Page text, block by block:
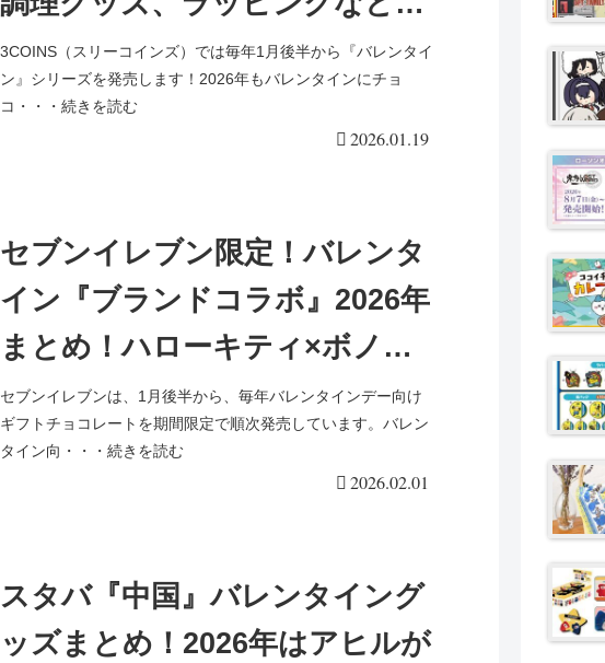
チョコ、焼き菓子つくりの道具
も豊富！
3COINS（スリーコインズ）では毎年1月後半から『バレンタイ
ン』シリーズを発売します！2026年もバレンタインにチョ
コ・・・続きを読む
2026.01.19
セブンイレブン限定！バレンタ
イン『ブランドコラボ』2026年
まとめ！ハローキティ×ボノワ
ール京都、ゴディバ、モロゾ
フ、メリーチョコレートなど
セブンイレブンは、1月後半から、毎年バレンタインデー向け
ギフトチョコレートを期間限定で順次発売しています。バレン
タイン向・・・続きを読む
2026.02.01
スタバ『中国』バレンタイング
ッズまとめ！2026年はアヒルが